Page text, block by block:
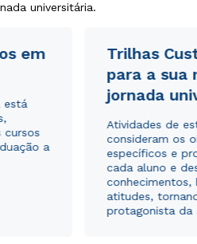
universitária.
em
está
cursos
a
Trilhas
para a sua
jornada
Atividades de
consideram os
específicos e
cada aluno e
conhecimentos,
atitudes,
protagonista da